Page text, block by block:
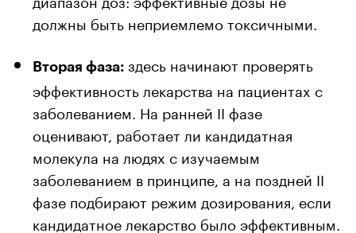
должны быть неприемлемо токсичными.
Вторая фаза: здесь начинают проверять
эффективность лекарства на пациентах с
заболеванием. На ранней II фазе
оценивают, работает ли кандидатная
молекула на людях с изучаемым
заболеванием в принципе, а на поздней II
фазе подбирают режим дозирования, если
кандидатное лекарство было эффективным.